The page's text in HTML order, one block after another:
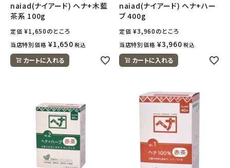
naiad(ナイアード) ヘナ+木藍
茶系 100g
定価 ¥1,650のところ
当店特別価格 ¥1,650 税込
カートに入れる
naiad(ナイアード) ヘナ+ハー
ブ 400g
定価 ¥3,960のところ
当店特別価格 ¥3,960 税込
カートに入れる